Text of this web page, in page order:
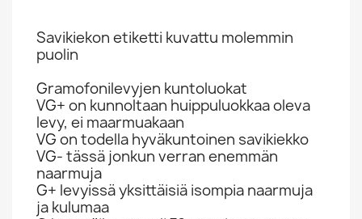
Savikiekon etiketti kuvattu molemmin
puolin
Gramofonilevyjen kuntoluokat
VG+ on kunnoltaan huippuluokkaa oleva
levy, ei maarmuakaan
VG on todella hyväkuntoinen savikiekko
VG- tässä jonkun verran enemmän
naarmuja
G+ levyissä yksittäisiä isompia naarmuja
ja kulumaa